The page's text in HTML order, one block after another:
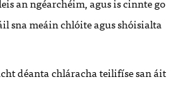
sna meáin chlóite agus shóisialta
déanta chláracha teilifíse san áit